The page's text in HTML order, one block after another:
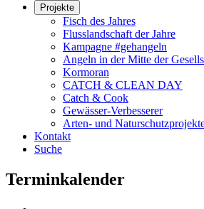
Projekte
Fisch des Jahres
Flusslandschaft der Jahre
Kampagne #gehangeln
Angeln in der Mitte der
Kormoran
CATCH & CLEAN DAY
Catch & Cook
Gewässer-Verbesserer
Arten- und
Kontakt
Suche
Terminkalender